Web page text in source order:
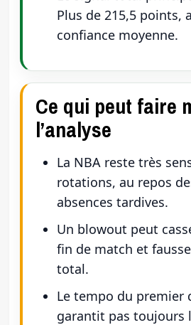
Plus de 215,5 points,
confiance moyenne.
Ce qui peut faire
l’analyse
La NBA reste très
rotations, au repos
absences tardives.
Un blowout peut
fin de match et
total.
Le tempo du premier
garantit pas toujours